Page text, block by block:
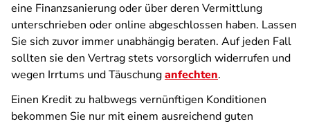
eine Finanzsanierung oder über deren Vermittlung
unterschrieben oder online abgeschlossen haben. Lassen
Sie sich zuvor immer unabhängig beraten. Auf jeden Fall
sollten sie den Vertrag stets vorsorglich widerrufen und
wegen Irrtums und Täuschunganfechten.
Einen Kredit zu halbwegs vernünftigen Konditionen
bekommen Sie nur mit einem ausreichend guten